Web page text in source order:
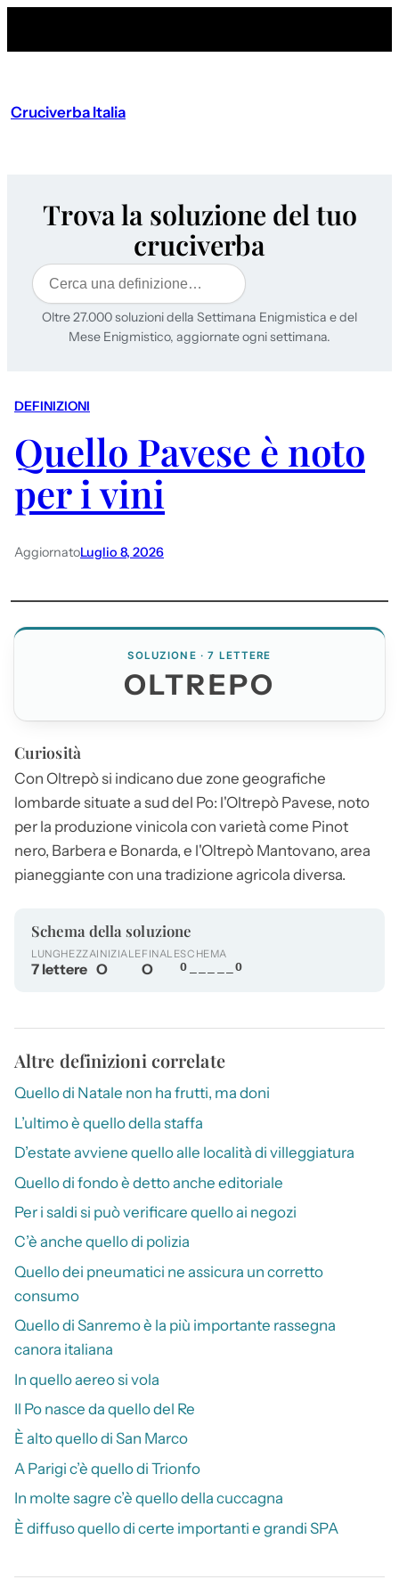
Cruciverba Italia
Trova la soluzione del tuo
cruciverba
Cerca
Oltre 27.000 soluzioni della Settimana Enigmistica e del
Mese Enigmistico, aggiornate ogni settimana.
DEFINIZIONI
Quello Pavese è noto
per i vini
AggiornatoLuglio 8, 2026
SOLUZIONE · 7 LETTERE
OLTREPO
Curiosità
Con Oltrepò si indicano due zone geografiche
lombarde situate a sud del Po: l'Oltrepò Pavese, noto
per la produzione vinicola con varietà come Pinot
nero, Barbera e Bonarda, e l'Oltrepò Mantovano, area
pianeggiante con una tradizione agricola diversa.
Schema della soluzione
LUNGHEZZA
7 lettere
INIZIALE
O
FINALE
O
SCHEMA
O_____O
Altre definizioni correlate
Quello di Natale non ha frutti, ma doni
L’ultimo è quello della staffa
D’estate avviene quello alle località di villeggiatura
Quello di fondo è detto anche editoriale
Per i saldi si può verificare quello ai negozi
C’è anche quello di polizia
Quello dei pneumatici ne assicura un corretto
consumo
Quello di Sanremo è la più importante rassegna
canora italiana
In quello aereo si vola
Il Po nasce da quello del Re
È alto quello di San Marco
A Parigi c’è quello di Trionfo
In molte sagre c’è quello della cuccagna
È diffuso quello di certe importanti e grandi SPA